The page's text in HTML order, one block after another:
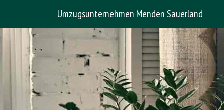
Umzugsunternehmen Menden Sauerland